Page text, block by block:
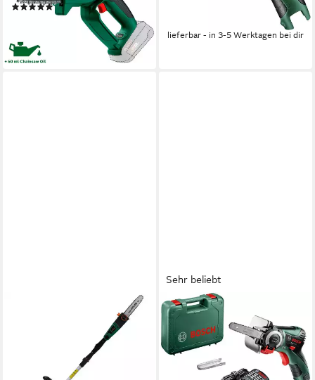
(10)
153,99 €
lieferbar - in 1-2 Werktagen bei dir
lieferbar - in 3-5 Werktagen bei dir
Hochentaster, ASX 900 750
W ergonomischer Griff 26 cm
Schwertlänge verstellbar
Teleskop Astsäge Kettensäge
Sehr beliebt
BOSCH HOME & GARDEN
Akku-Multisäge EasyCut 12
nanoBLADE-Säge, Set, mit
Akku 12 V/2,0Ah und
Ladegerät